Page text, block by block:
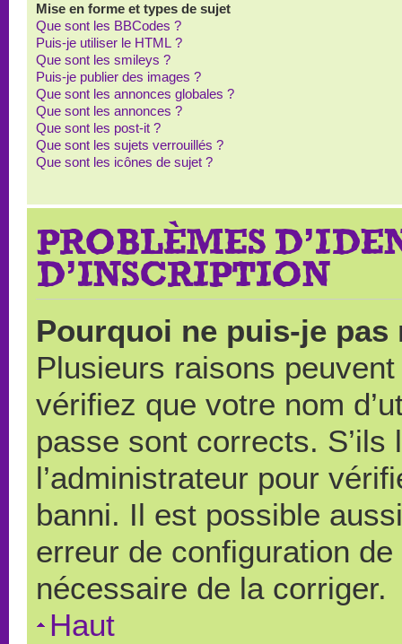
Mise en forme et types de sujet
Que sont les BBCodes ?
Puis-je utiliser le HTML ?
Que sont les smileys ?
Puis-je publier des images ?
Que sont les annonces globales ?
Que sont les annonces ?
Que sont les post-it ?
Que sont les sujets verrouillés ?
Que sont les icônes de sujet ?
PROBLÈMES
D’INSCRIPTION
Pourquoi ne puis-je pas
Plusieurs raisons
vérifiez que votre nom
passe sont corrects.
l’administrateur pour
banni. Il est possible
erreur de configuration
nécessaire de la corriger.
Haut